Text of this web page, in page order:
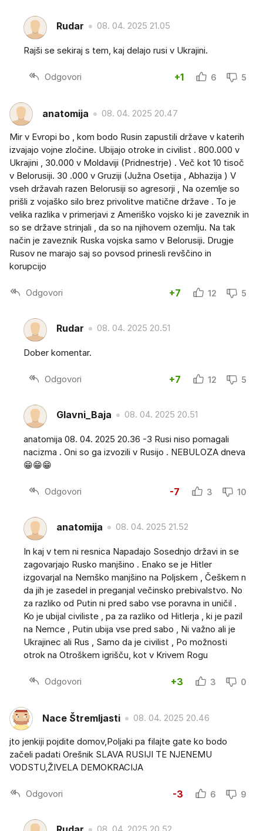
Rudar 08. 04. 2025 21.05
Rajši se sekiraj s tem, kaj delajo rusi v Ukrajini.
Odgovori +1 6 5
anatomija 08. 04. 2025 20.47
Mir v Evropi bo , kom bodo Rusin zapustili države v katerih
izvajajo vojne zločine. Ubijajo otroke in civilist . 800.000 v
Ukrajini , 30.000 v Moldaviji (Pridnestrje) . Več kot 10 tisoč
v Belorusiji. 30 .000 v Gruziji (Južna Osetija , Abhazija ) V
vseh državah razen Belorusiji so agresorji , Na ozemlje so
prišli z vojaško silo brez privolitve matične države . To je
velika razlika v primerjavi z Ameriško vojsko ki je zaveznik in
so se države strinjali , da so na njihovem ozemlju. Na tak
način je zaveznik Ruska vojska samo v Belorusiji. Drugje
Rusov ne marajo saj so povsod prinesli revščino in
korupcijo
Odgovori +7 12 5
Rudar 08. 04. 2025 20.51
Dober komentar.
Odgovori +7 12 5
Glavni_Baja 08. 04. 2025 20.51
anatomija 08. 04. 2025 20.36 -3 Rusi niso pomagali
nacizma . Oni so ga izvozili v Rusijo . NEBULOZA dneva
😁😁😁
Odgovori -7 3 10
anatomija 08. 04. 2025 21.52
In kaj v tem ni resnica Napadajo Sosednjo državi in se
zagovarjajo Rusko manjšino . Enako se je Hitler
izgovarjal na Nemško manjšino na Poljskem , Češkem n
da jih je zasedel in preganjal večinsko prebivalstvo. No
za razliko od Putin ni pred sabo vse poravna in uničil .
Ko je ubijal civiliste , pa za razliko od Hitlerja , ki je pazil
na Nemce , Putin ubija vse pred sabo , Ni važno ali je
Ukrajinec ali Rus , Samo da je civilist , Po možnosti
otrok na Otroškem igrišču, kot v Krivem Rogu
Odgovori +3 3 0
Nace Štremljasti 08. 04. 2025 20.46
jto jenkiji pojdite domov,Poljaki pa filajte gate ko bodo
začeli padati Orešnik SLAVA RUSIJI TE NJENEMU
VODSTU,ŽIVELA DEMOKRACIJA
Odgovori -3 6 9